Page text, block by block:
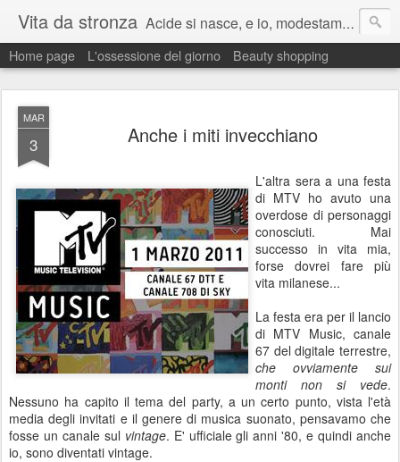
Vita da stronza Acide si nasce, e io, modestamente, lo nacqui.
Ma anche un paio di calci nel culo presi nella vita aiutano sempre a migliorare.
Home page L'ossessione del giorno Beauty shopping
MAR
3 Anche i miti invecchiano
L'altra sera a una festa
di MTV ho avuto una
overdose di personaggi
conosciuti. Mai
successo in vita mia,
forse dovrei fare più
vita milanese...
La festa era per il lancio
di MTV Music, canale
67 del digitale terrestre,
che ovviamente sui
monti non si vede.
Nessuno ha capito il tema del party, a un certo punto, vista l'età
media degli invitati e il genere di musica suonato, pensavamo che
fosse un canale sul vintage. E' ufficiale gli anni '80, e quindi anche
io, sono diventati vintage.